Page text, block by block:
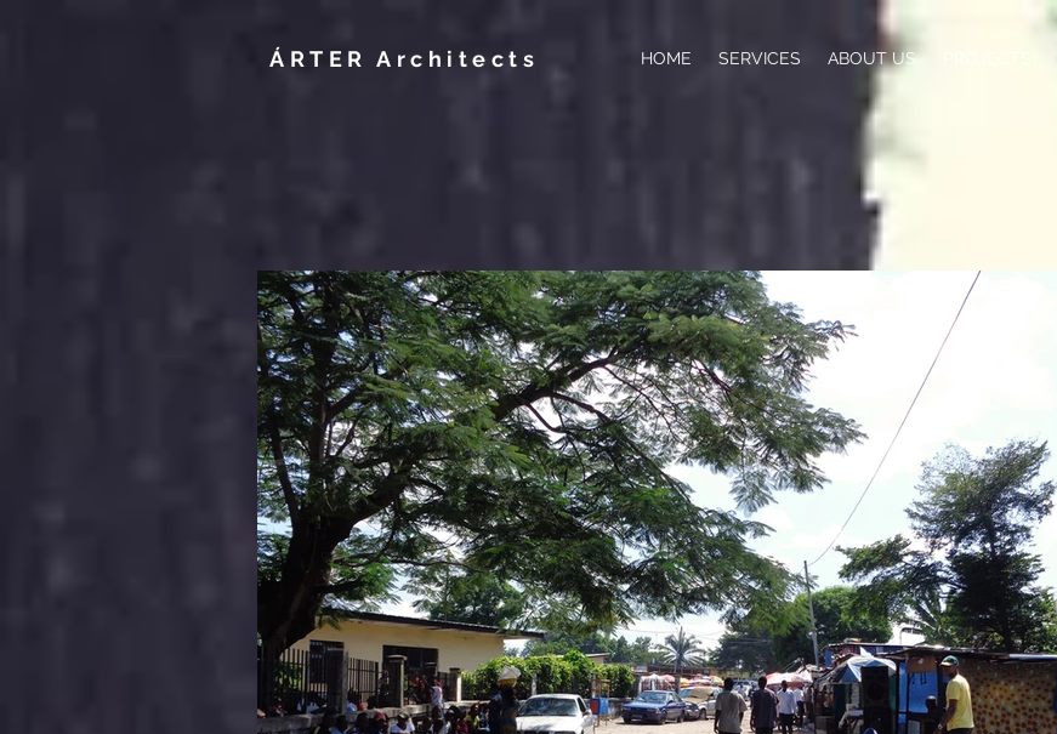
ÁRTER Architects HOME SERVICES ABOUT US PROJECTS